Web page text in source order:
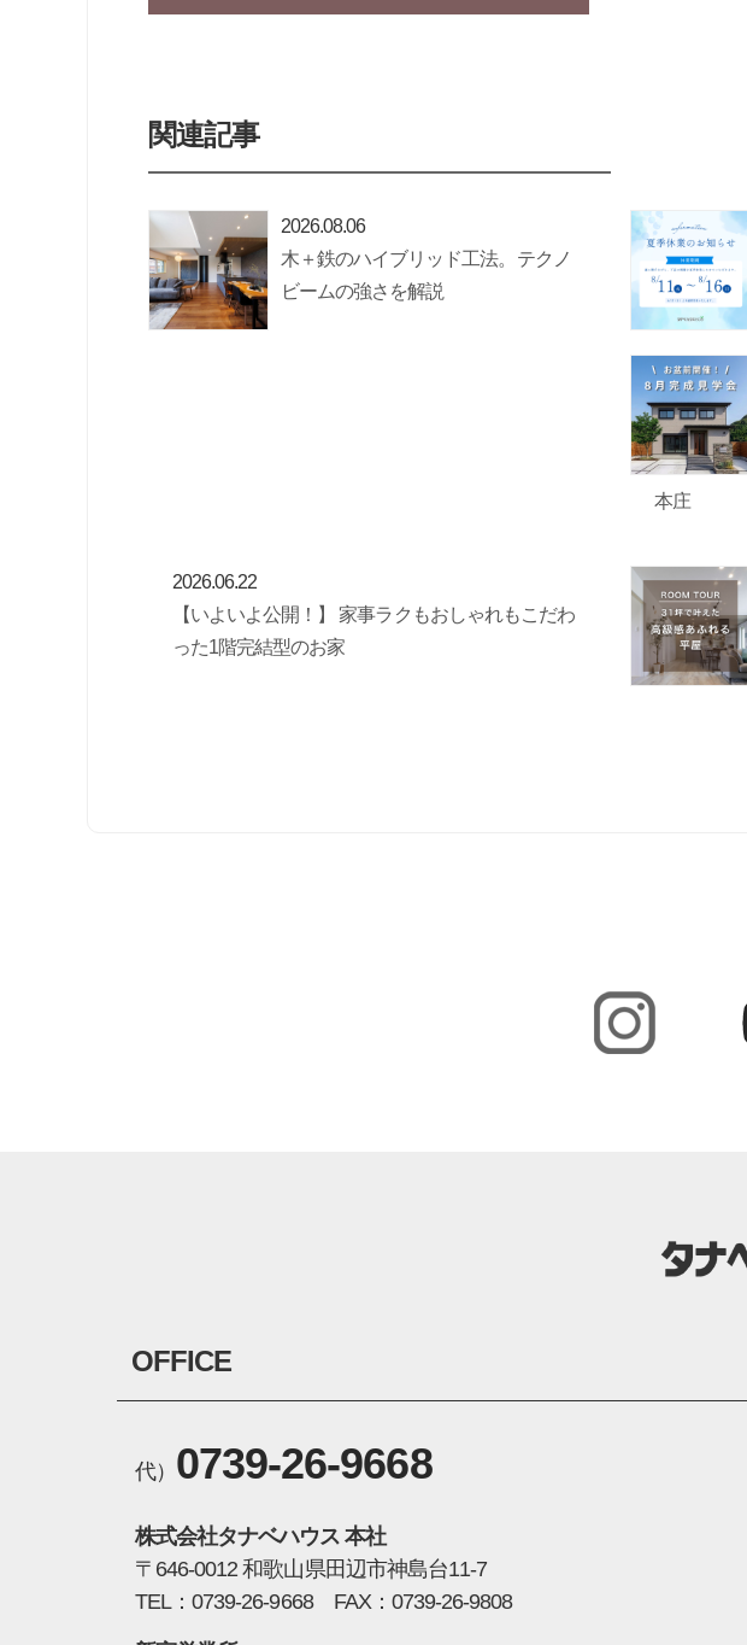
関連記事
2026.08.06
木＋鉄のハイブリッド工法。テクノ
ビームの強さを解説
本庄
2026.06.22
【いよいよ公開！】 家事ラクもおしゃれもこだわ
った1階完結型のお家
OFFICE
代） 0739-26-9668
株式会社タナベハウス 本社
〒646-0012 和歌山県田辺市神島台11-7
TEL：0739-26-9668 FAX：0739-26-9808